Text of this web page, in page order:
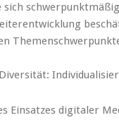
Einsatzes digitaler